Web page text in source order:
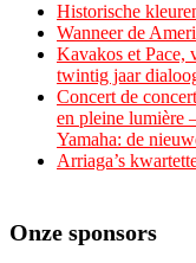
Historische
Wanneer de
Kavakos et Pace,
twintig jaar
Concert de
en pleine lumière
Yamaha: de
Arriaga’s
Onze sponsors